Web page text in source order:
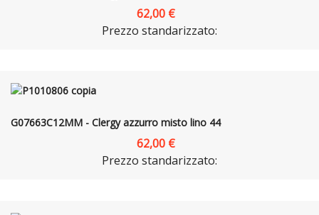
62,00 €
Prezzo standarizzato:
G07663C12MM - Clergy azzurro misto lino 44
62,00 €
Prezzo standarizzato: